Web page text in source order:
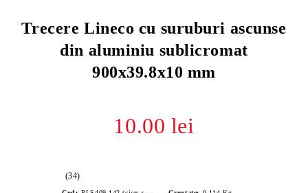
Trecere Lineco cu suruburi ascunse
din aluminiu sublicromat
900x39.8x10 mm
10.00 lei
(34)